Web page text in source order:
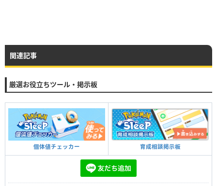
関連記事
厳選お役立ちツール・掲示板
個体値チェッカー 育成相談掲示板